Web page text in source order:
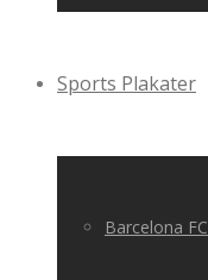
Sports Plakater
Barcelona FC